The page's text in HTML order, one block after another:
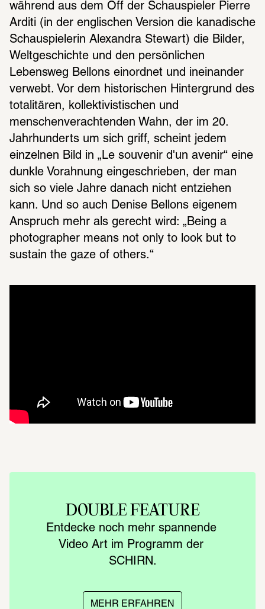
während aus dem Off der Schauspieler Pierre
Arditi (in der englischen Version die kanadische
Schauspielerin Alexandra Stewart) die Bilder,
Weltgeschichte und den persönlichen
Lebensweg Bellons einordnet und ineinander
verwebt. Vor dem historischen Hintergrund des
totalitären, kollektivistischen und
menschenverachtenden Wahn, der im 20.
Jahrhunderts um sich griff, scheint jedem
einzelnen Bild in „Le souvenir d'un avenir“ eine
dunkle Vorahnung eingeschrieben, der man
sich so viele Jahre danach nicht entziehen
kann. Und so auch Denise Bellons eigenem
Anspruch mehr als gerecht wird: „Being a
photographer means not only to look but to
sustain the gaze of others.“
DOUBLE FEATURE
Entdecke noch mehr spannende
Video Art im Programm der
SCHIRN.
MEHR ERFAHREN